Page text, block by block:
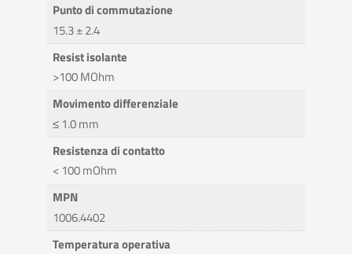
Punto di commutazione
15.3 ± 2.4
Resist isolante
>100 MOhm
Movimento differenziale
≤ 1.0 mm
Resistenza di contatto
< 100 mOhm
MPN
1006.4402
Temperatura operativa